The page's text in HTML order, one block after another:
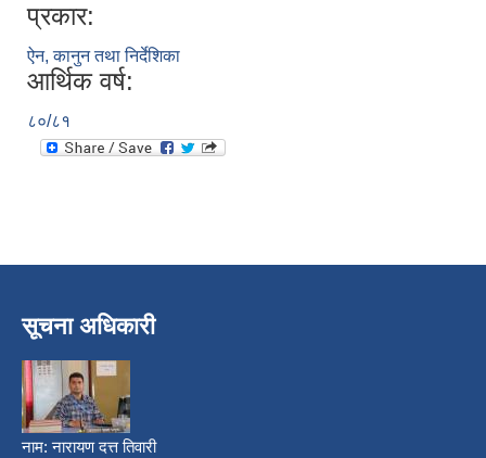
प्रकार:
ऐन, कानुन तथा निर्देशिका
आर्थिक वर्ष:
८०/८१
सूचना अधिकारी
नाम:नारायण दत्त तिवारी